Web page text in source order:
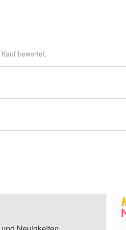
bewertet.